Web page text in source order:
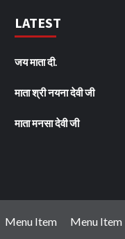
LATEST
जय माता दी.
माता श्री नयना देवी जी
माता मनसा देवी जी
Menu Item Menu Item